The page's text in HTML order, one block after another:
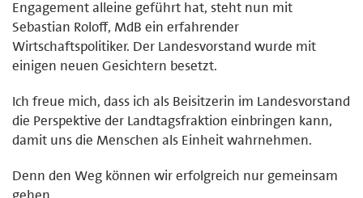
Engagement alleine geführt hat, steht nun mit
Sebastian Roloff, MdB ein erfahrender
Wirtschaftspolitiker. Der Landesvorstand wurde mit
einigen neuen Gesichtern besetzt.
Ich freue mich, dass ich als Beisitzerin im Landesvorstand
die Perspektive der Landtagsfraktion einbringen kann,
damit uns die Menschen als Einheit wahrnehmen.
Denn den Weg können wir erfolgreich nur gemeinsam
gehen.